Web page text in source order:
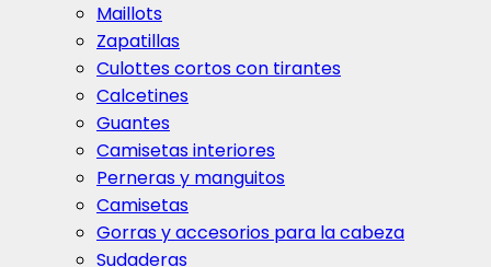
Maillots
Zapatillas
Culottes cortos con tirantes
Calcetines
Guantes
Camisetas interiores
Perneras y manguitos
Camisetas
Gorras y accesorios para la cabeza
Sudaderas